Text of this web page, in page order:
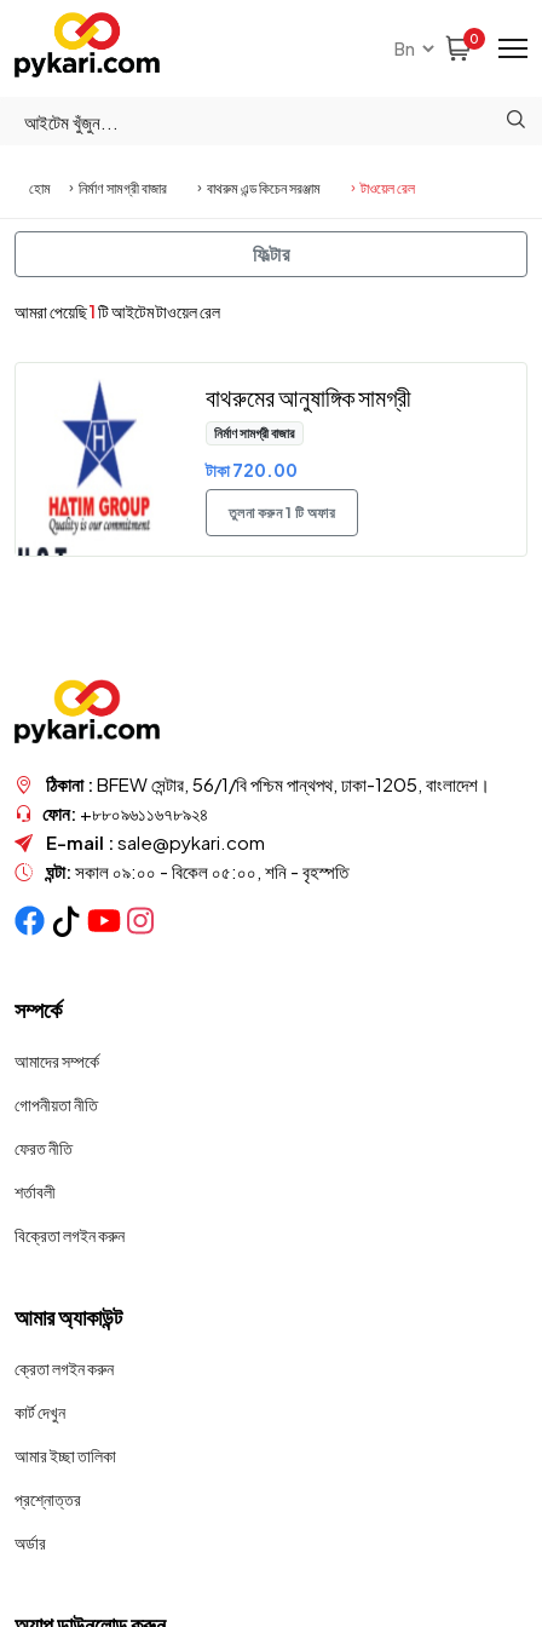
0
হোম নির্মাণ সামগ্রী বাজার বাথরুম এন্ড কিচেন সরঞ্জাম টাওয়েল রেল
আমরা পেয়েছি1টি আইটেম টাওয়েল রেল
বাথরুমের আনুষাঙ্গিক সামগ্রী
নির্মাণ সামগ্রী বাজার
টাকা 720.00
তুলনা করুন 1 টি অফার
ফিল্টার
ঠিকানা : BFEW সেন্টার, 56/1/বি পশ্চিম পান্থপথ, ঢাকা-1205, বাংলাদেশ।
ফোন: +৮৮০৯৬১১৬৭৮৯২৪
E-mail : sale@pykari.com
ঘন্টা: সকাল ০৯:০০ - বিকেল ০৫:০০, শনি - বৃহস্পতি
সম্পর্কে
আমাদের সম্পর্কে
গোপনীয়তা নীতি
ফেরত নীতি
শর্তাবলী
বিক্রেতা লগইন করুন
আমার অ্যাকাউন্ট
ক্রেতা লগইন করুন
কার্ট দেখুন
আমার ইচ্ছা তালিকা
প্রশ্নোত্তর
অর্ডার